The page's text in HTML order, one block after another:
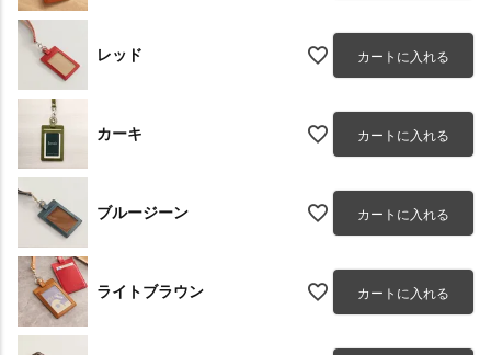
レッド カートに入れる
カーキ カートに入れる
ブルージーン カートに入れる
ライトブラウン カートに入れる